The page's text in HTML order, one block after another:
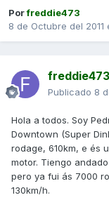
Porfreddie473
8 de Octubre del 2011
freddie473
Publicado 8
Hola a todos. Soy
Downtown (Super
rodage, 610km, e és
motor. Tiengo
pero ya fui ás 7000
130km/h.